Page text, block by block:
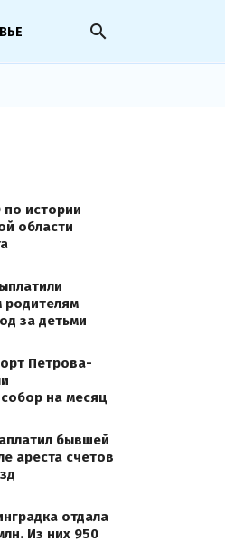
search
по истории
области
родителям
за детьми
Петрова-
на месяц
бывшей
ареста счетов
отдала
Из них 950